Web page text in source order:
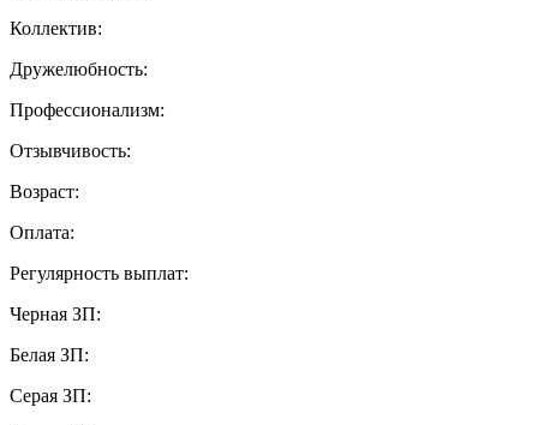
Коллектив:
Дружелюбность:
Профессионализм:
Отзывчивость:
Возраст:
Оплата:
Регулярность выплат:
Черная ЗП:
Белая ЗП:
Серая ЗП: